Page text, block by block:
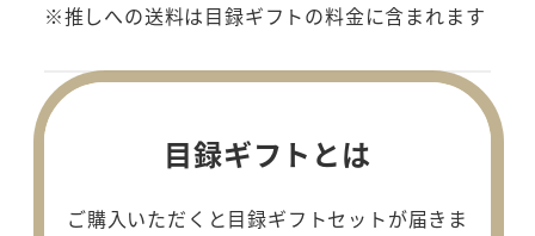
※推しへの送料は目録ギフトの料金に含まれます
目録ギフトとは
ご購入いただくと目録ギフトセットが届きま